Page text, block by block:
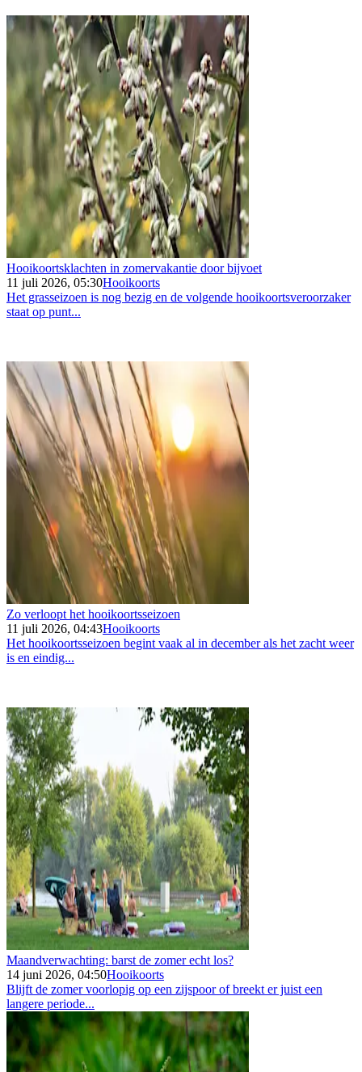
Hooikoortsklachten in zomervakantie door bijvoet
11 juli 2026, 05:30Hooikoorts
Het grasseizoen is nog bezig en de volgende hooikoortsveroorzaker
staat op punt...
Zo verloopt het hooikoortsseizoen
11 juli 2026, 04:43Hooikoorts
Het hooikoortsseizoen begint vaak al in december als het zacht weer
is en eindig...
Maandverwachting: barst de zomer echt los?
14 juni 2026, 04:50Hooikoorts
Blijft de zomer voorlopig op een zijspoor of breekt er juist een
langere periode...